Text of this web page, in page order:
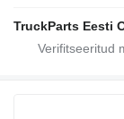
TruckParts Eesti